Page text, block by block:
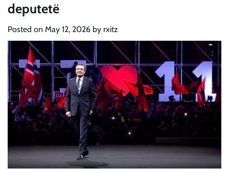
deputetë
Posted on May 12, 2026 by rxitz